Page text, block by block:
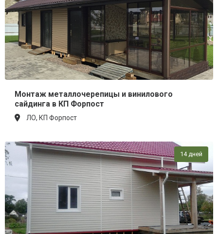
Монтаж металлочерепицы и винилового
сайдинга в КП Форпост
ЛО, КП Форпост
14 дней